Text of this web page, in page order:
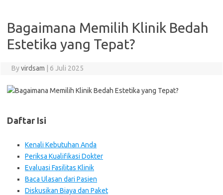
Bagaimana Memilih Klinik Bedah
Estetika yang Tepat?
Byvirdsam 6 Juli 2025
Daftar Isi
Kenali Kebutuhan Anda
Periksa Kualifikasi Dokter
Evaluasi Fasilitas Klinik
Baca Ulasan dari Pasien
Diskusikan Biaya dan Paket